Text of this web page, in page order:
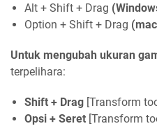
Alt + Shift + Drag
Option + Shift + Drag
Untuk mengubah ukuran
terpelihara:
Shift + Drag [Transform
Opsi + Seret [Transform